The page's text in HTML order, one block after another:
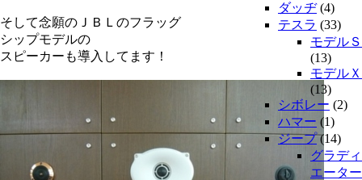
そして念願のＪＢＬのフラッグ
シップモデルの
スピーカーも導入してます！
ダッヂ(4)
テスラ (33)
モデルＳ
(13)
モデルＸ
(13)
シボレー (2)
ハマー (1)
ジープ(14)
グラディ
エーター